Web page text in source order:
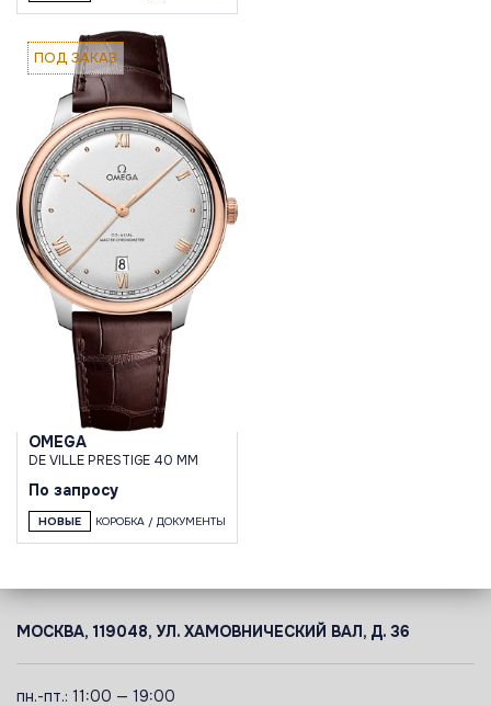
ПОД ЗАКАЗ
OMEGA
DE VILLE PRESTIGE 40 MM
По запросу
НОВЫЕ КОРОБКА / ДОКУМЕНТЫ
МОСКВА, 119048, УЛ. ХАМОВНИЧЕСКИЙ ВАЛ, Д. 36
пн.-пт.: 11:00 — 19:00